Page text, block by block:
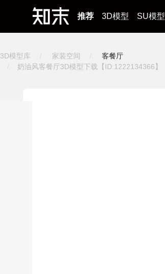
推荐 3D模型 SU模型
3D模型库 家装空间
客餐厅
奶油风客餐厅3D模型下载【ID:1222134366】